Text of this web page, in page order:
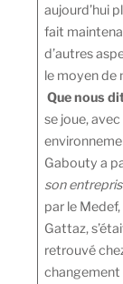
aujourd’hui
fait
d’autres
le moyen de
Que nous
se joue,
Gabouty a
son
par le
Gattaz,
retrouvé
changement